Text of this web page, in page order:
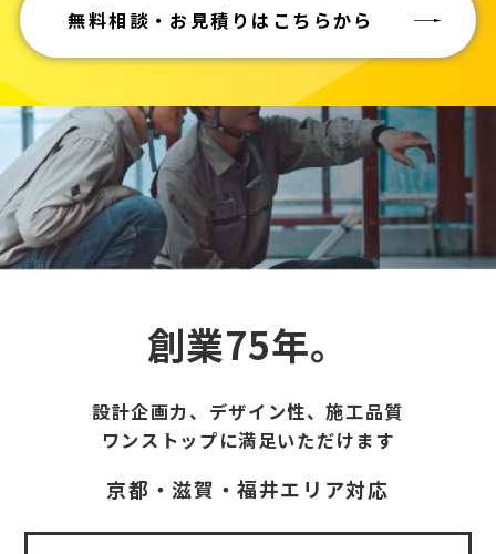
無料相談・お見積りはこちらから
創業75年。
設計企画力、デザイン性、施工品質
ワンストップに満足いただけます
京都・滋賀・福井エリア対応